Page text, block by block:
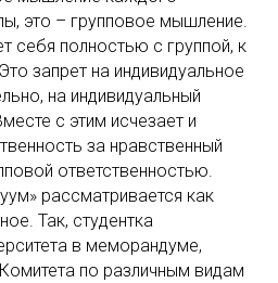
это – групповое мышление.
себя полностью с группой, к
запрет на индивидуальное
на индивидуальный
с этим исчезает и
за нравственный
ответственностью.
рассматривается как
Так, студентка
в меморандуме,
по различным видам